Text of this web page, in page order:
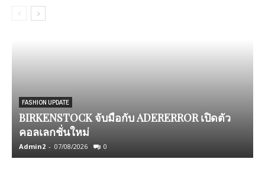
FASHION UPDATE
BIRKENSTOCK จับมือกับ ADERERROR เปิดตัว
คอลเลกชั่นใหม่
Admin2 - 07/08/2026 0